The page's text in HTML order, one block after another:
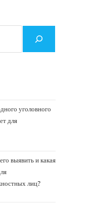
уголовного
для
выявить и какая
лиц?